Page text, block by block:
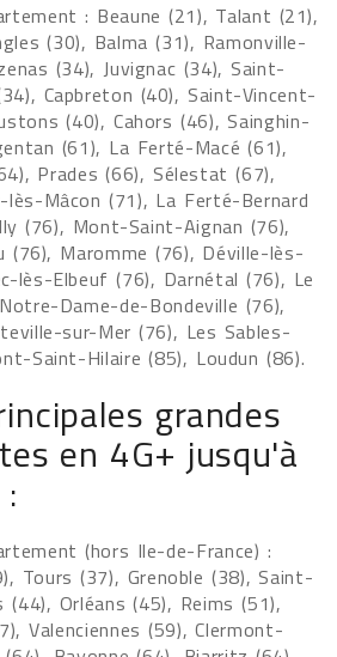
: Beaune (21), Talant (21),
(30), Balma (31), Ramonville-
(34), Juvignac (34), Saint-
Capbreton (40), Saint-Vincent-
(40), Cahors (46), Sainghin-
(61), La Ferté-Macé (61),
Prades (66), Sélestat (67),
lès-Mâcon (71), La Ferté-Bernard
(76), Mont-Saint-Aignan (76),
(76), Maromme (76), Déville-lès-
lès-Elbeuf (76), Darnétal (76), Le
Dame-de-Bondeville (76),
sur-Mer (76), Les Sables-
Saint-Hilaire (85), Loudun (86).
grandes
en 4G+ jusqu'à
(hors Ile-de-France) :
Tours (37), Grenoble (38), Saint-
Orléans (45), Reims (51),
Valenciennes (59), Clermont-